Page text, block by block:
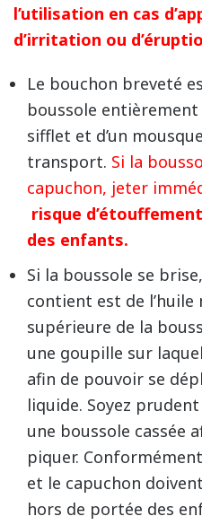
l’utilisation en cas
d’irritation ou
Le bouchon breveté
boussole
sifflet et d’un
transport. Si la
capuchon, jeter
risque
des enfants.
Si la boussole se
contient est de
supérieure de la
une goupille sur
afin de pouvoir se
liquide. Soyez
une boussole cassée
piquer.
et le capuchon
hors de portée des